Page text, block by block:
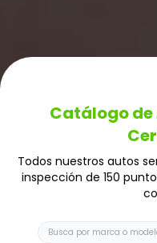
Catálogo de
Todos nuestros autos
inspección de 150
Buscar auto por